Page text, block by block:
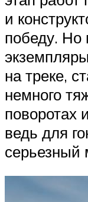
и
победу. Но
на треке,
немного
поворотах
ведь для
серьезный